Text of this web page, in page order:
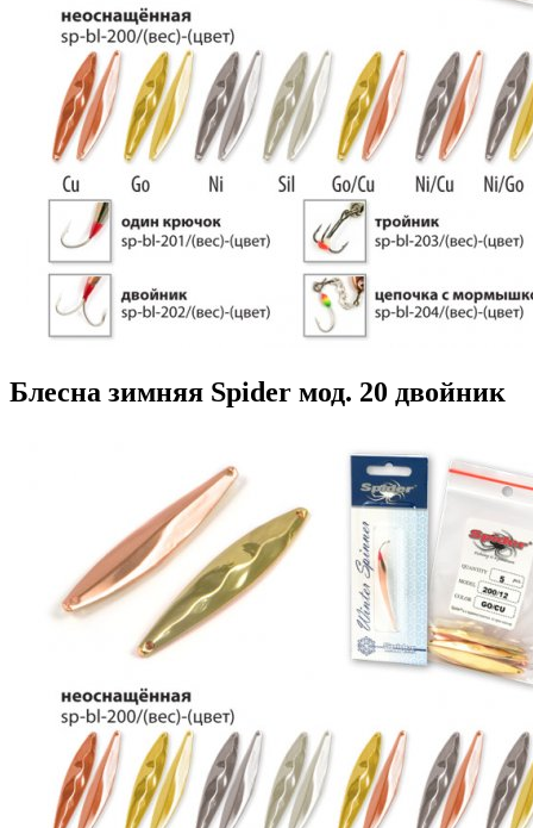
Блесна зимняя Spider мод. 20 двойник